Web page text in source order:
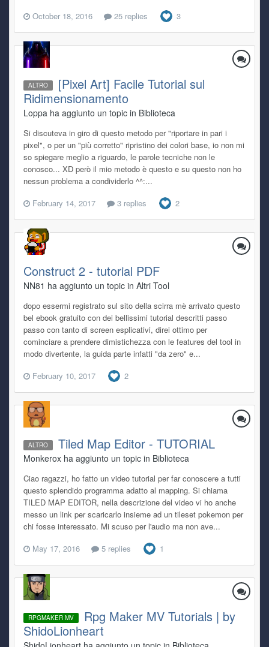
October 18, 2016
25 replies 3
ALTRO
[Pixel Art] Facile Tutorial sul
Ridimensionamento
Loppa ha aggiunto un topic in Biblioteca
Si discuteva in giro di questo metodo per "riportare in pari i
pixel", o per un "più corretto" ripristino dei colori base, io non mi
so spiegare meglio a riguardo, le parole tecniche non le
conosco... XD però il mio metodo è questo e su questo non ho
nessun problema a condividerlo ^^:...
February 14, 2017
3 replies 2
Construct 2 - tutorial PDF
NN81 ha aggiunto un topic in Altri Tool
dopo essermi registrato sul sito della scirra mè arrivato questo
bel ebook gratuito con dei bellissimi tutorial descritti passo
passo con tanto di screen esplicativi, direi ottimo per
cominciare a prendere dimistichezza con le features del tool in
modo divertente, la guida parte infatti "da zero" e...
February 10, 2017
2
ALTRO Tiled Map Editor - TUTORIAL
Monkerox ha aggiunto un topic in Biblioteca
Ciao ragazzi, ho fatto un video tutorial per far conoscere a tutti
questo splendido programma adatto al mapping. Si chiama
TILED MAP EDITOR, nella descrizione del video vi ho anche
messo un link per scaricarlo insieme ad un tileset pokemon per
chi fosse interessato. Mi scuso per l'audio ma non ave...
May 17, 2016
5 replies 1
RPGMAKER MV
Rpg Maker MV Tutorials | by
ShidoLionheart